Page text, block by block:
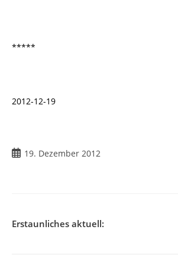
*****
2012-12-19
19. Dezember 2012
Erstaunliches aktuell: